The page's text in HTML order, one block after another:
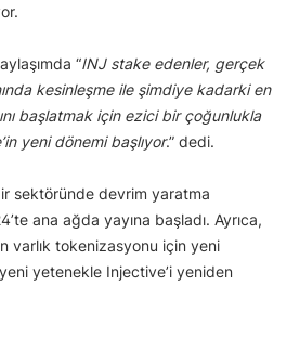
“INJ stake edenler, gerçek
kesinleşme ile şimdiye kadarki en
başlatmak için ezici bir çoğunlukla
yeni dönemi başlıyor.” dedi.
sektöründe devrim yaratma
ana ağda yayına başladı. Ayrıca,
varlık tokenizasyonu için yeni
yetenekle Injective’i yeniden